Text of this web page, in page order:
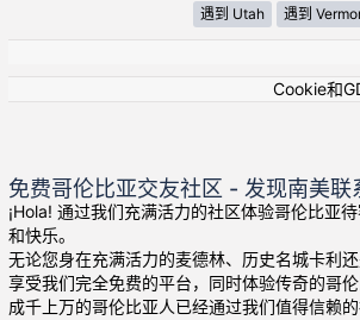
遇到 Utah 遇到
Cookie和
免费哥伦比亚交友社区 - 发现南美联
¡Hola! 通过我们充满活力的社区体验哥伦比亚
和快乐。
无论您身在充满活力的麦德林、历史名城卡利
享受我们完全免费的平台，同时体验传奇的哥
成千上万的哥伦比亚人已经通过我们值得信赖的